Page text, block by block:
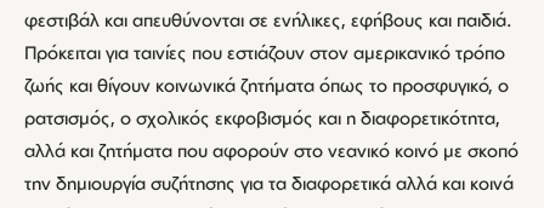
φεστιβάλ και απευθύνονται σε ενήλικες, εφήβους και παιδιά.
Πρόκειται για ταινίες που εστιάζουν στον αμερικανικό τρόπο
ζωής και θίγουν κοινωνικά ζητήματα όπως το προσφυγικό, ο
ρατσισμός, ο σχολικός εκφοβισμός και η διαφορετικότητα,
αλλά και ζητήματα που αφορούν στο νεανικό κοινό με σκοπό
την δημιουργία συζήτησης για τα διαφορετικά αλλά και κοινά